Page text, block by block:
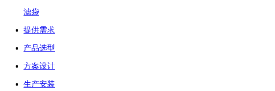
滤袋
提供需求
产品选型
方案设计
生产安装